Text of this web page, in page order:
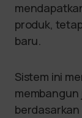
produk,
baru.
Sistem ini